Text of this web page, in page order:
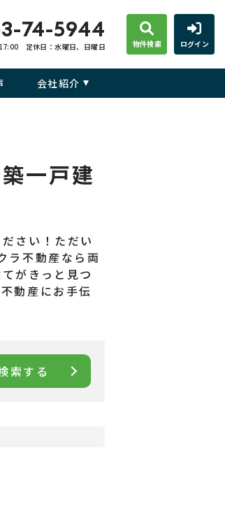
74-5944
定休日：水曜日、日曜日 物件検索 ログイン
会社紹介
一戸建
さい！ただい
ラ不動産なら両
がきっと見つ
動産にお手伝
索する